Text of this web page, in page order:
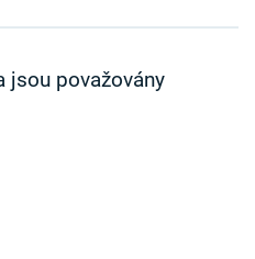
jsou považovány